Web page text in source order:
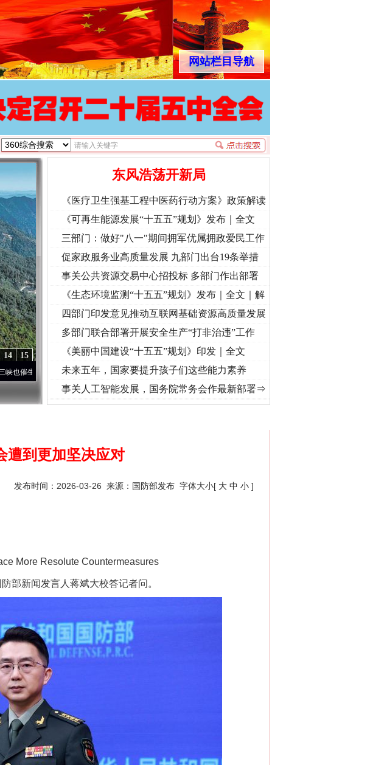
网站栏目导航
15
14
揭秘生态调度“流量密..·[视频] 廉洁文化中国行 | 遵义：雄关漫道展新颜..·[视频]
东风浩荡开新局
《医疗卫生强基工程中医药行动方案》政策解读
《可再生能源发展“十五五”规划》发布｜全文
三部门：做好"八一"期间拥军优属拥政爱民工作
促家政服务业高质量发展 九部门出台19条举措
事关公共资源交易中心招投标 多部门作出部署
《生态环境监测“十五五”规划》发布｜全文｜解
读
四部门印发意见推动互联网基础资源高质量发展
多部门联合部署开展安全生产“打非治违”工作
《美丽中国建设“十五五”规划》印发｜全文
未来五年，国家要提升孩子们这些能力素养
事关人工智能发展，国务院常务会作最新部署⇒
遭到更加坚决应对
发布时间：2026-03-26 来源： 国防部发布 字体大小[ 大 中 小 ]
More Resolute Countermeasures
新闻发言人蒋斌大校答记者问。